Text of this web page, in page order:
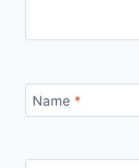
Name *